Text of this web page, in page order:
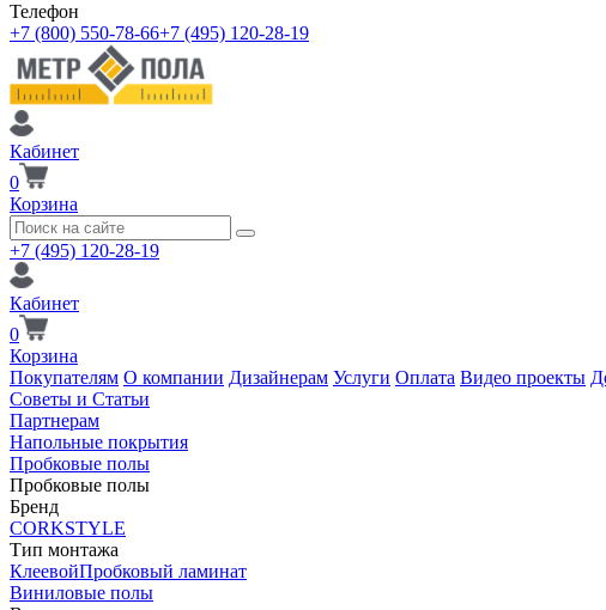
Телефон
+7 (800) 550-78-66+7 (495) 120-28-19
Кабинет
0
Корзина
+7 (495) 120-28-19
Кабинет
0
Корзина
Покупателям О компании Дизайнерам Услуги Оплата Видео проекты
Советы и Статьи
Партнерам
Напольные покрытия
Пробковые полы
Пробковые полы
Бренд
CORKSTYLE
Тип монтажа
КлеевойПробковый ламинат
Виниловые полы